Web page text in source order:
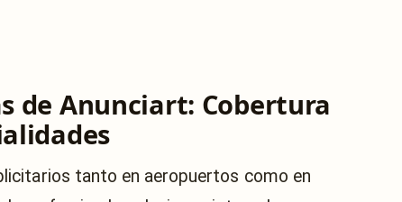
de Anunciart: Cobertura
tanto en aeropuertos como en